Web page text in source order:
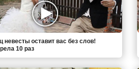
невесты оставит вас без слов!
10 раз